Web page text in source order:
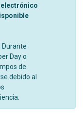
: Durante
Day o
de
debido al